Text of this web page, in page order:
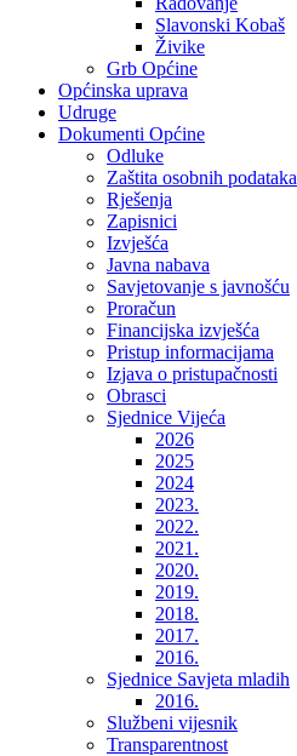
Slavonski Kobaš
Živike
Grb Općine
Općinska uprava
Udruge
Dokumenti Općine
Odluke
Zaštita osobnih podataka
Rješenja
Zapisnici
Izvješća
Javna nabava
Savjetovanje s javnošću
Proračun
Financijska izvješća
Pristup informacijama
Izjava o pristupačnosti
Obrasci
Sjednice Vijeća
2026
2025
2024
2023.
2022.
2021.
2020.
2019.
2018.
2017.
2016.
Sjednice Savjeta mladih
2016.
Službeni vijesnik
Transparentnost